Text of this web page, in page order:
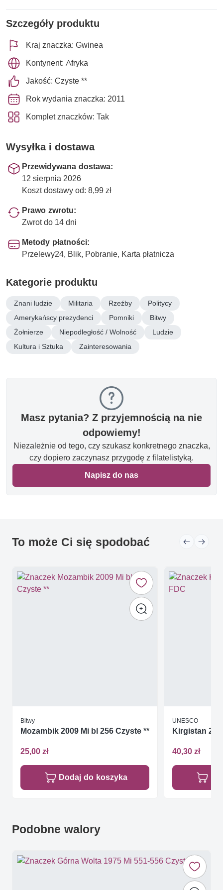
Szczegóły produktu
Kraj znaczka: Gwinea
Kontynent: Afryka
Jakość: Czyste **
Rok wydania znaczka: 2011
Komplet znaczków: Tak
Wysyłka i dostawa
Przewidywana dostawa:
12 sierpnia 2026
Koszt dostawy od: 8,99 zł
Prawo zwrotu:
Zwrot do 14 dni
Metody płatności:
Przelewy24, Blik, Pobranie, Karta płatnicza
Kategorie produktu
Znani ludzie Militaria Rzeźby
Politycy
Amerykańscy prezydenci
Pomniki
Bitwy
Żołnierze
Niepodległość / Wolność
Ludzie
Kultura i Sztuka
Zainteresowania
Masz pytania? Z przyjemnością na nie
odpowiemy!
Niezależnie od tego, czy szukasz konkretnego znaczka,
czy dopiero zaczynasz przygodę z filatelistyką.
Napisz do nas
To może Ci się spodobać
Bitwy
Mozambik 2009 Mi bl 256 Czyste **
25,00 zł
Dodaj do koszyka
UNESCO
Kirgistan
40,30 zł
Podobne walory